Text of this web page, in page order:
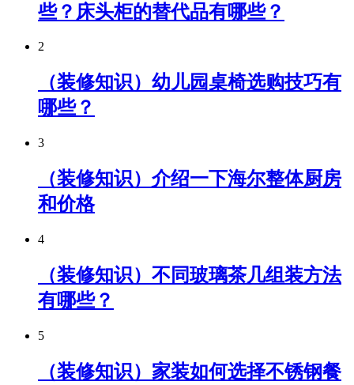
些？床头柜的替代品有哪些？
2
（装修知识）幼儿园桌椅选购技巧有
哪些？
3
（装修知识）介绍一下海尔整体厨房
和价格
4
（装修知识）不同玻璃茶几组装方法
有哪些？
5
（装修知识）家装如何选择不锈钢餐